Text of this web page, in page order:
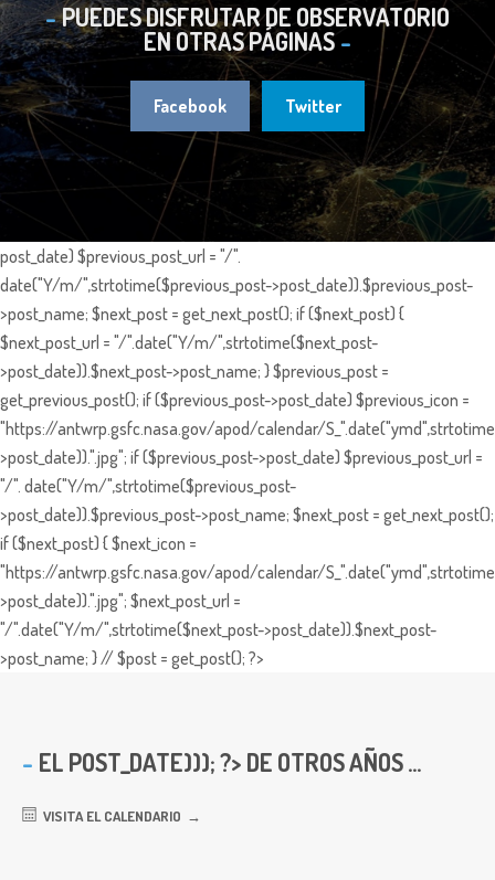
PUEDES DISFRUTAR DE OBSERVATORIO
EN OTRAS PÁGINAS
Facebook Twitter
post_date) $previous_post_url = "/".
date("Y/m/",strtotime($previous_post->post_date)).$previous_post-
>post_name; $next_post = get_next_post(); if ($next_post) {
$next_post_url = "/".date("Y/m/",strtotime($next_post-
>post_date)).$next_post->post_name; } $previous_post =
get_previous_post(); if ($previous_post->post_date) $previous_icon =
"https://antwrp.gsfc.nasa.gov/apod/calendar/
>post_date)).".jpg"; if ($previous_post->post_date) $previous_post_url =
"/". date("Y/m/",strtotime($previous_post-
>post_date)).$previous_post->post_name; $next_post = get_next_post();
if ($next_post) { $next_icon =
"https://antwrp.gsfc.nasa.gov/apod/calendar/
>post_date)).".jpg"; $next_post_url =
"/".date("Y/m/",strtotime($next_post->post_date)).$next_post-
>post_name; } // $post = get_post(); ?>
EL POST_DATE))); ?> DE OTROS AÑOS ...
VISITA EL CALENDARIO